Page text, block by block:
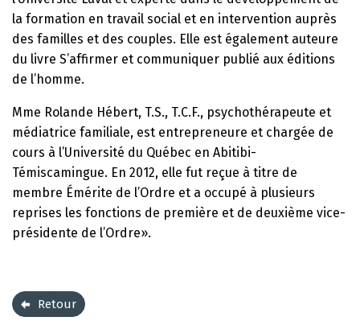
la formation en travail social et en intervention auprès
des familles et des couples. Elle est également auteure
du livre S’affirmer et communiquer publié aux éditions
de l’homme.
Mme Rolande Hébert, T.S., T.C.F., psychothérapeute et
médiatrice familiale, est entrepreneure et chargée de
cours à l’Université du Québec en Abitibi-
Témiscamingue. En 2012, elle fut reçue à titre de
membre Émérite de l’Ordre et a occupé à plusieurs
reprises les fonctions de première et de deuxième vice-
présidente de l’Ordre».
Retour